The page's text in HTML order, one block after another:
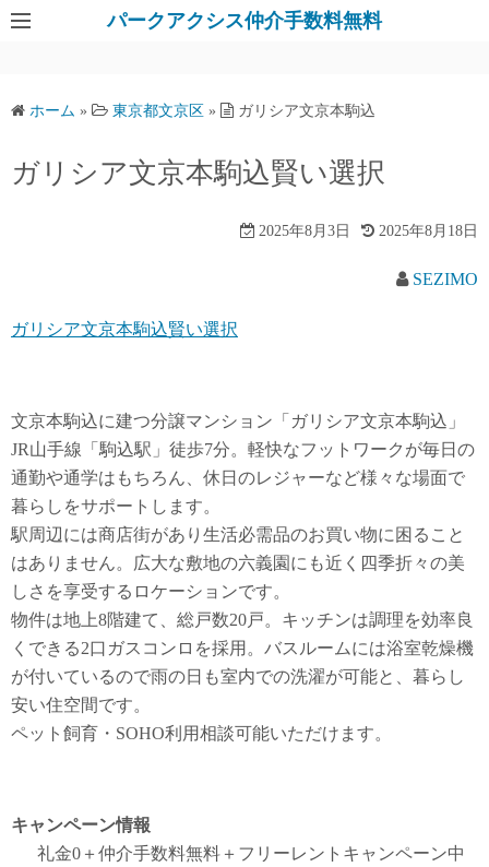
パークアクシス仲介手数料無料
ホーム » 東京都文京区 » ガリシア文京本駒込
ガリシア文京本駒込賢い選択
2025年8月3日 2025年8月18日
SEZIMO
ガリシア文京本駒込賢い選択
文京本駒込に建つ分譲マンション「ガリシア文京本駒込」
JR山手線「駒込駅」徒歩7分。軽快なフットワークが毎日の
通勤や通学はもちろん、休日のレジャーなど様々な場面で
暮らしをサポートします。
駅周辺には商店街があり生活必需品のお買い物に困ること
はありません。広大な敷地の六義園にも近く四季折々の美
しさを享受するロケーションです。
物件は地上8階建て、総戸数20戸。キッチンは調理を効率良
くできる2口ガスコンロを採用。バスルームには浴室乾燥機
が付いているので雨の日も室内での洗濯が可能と、暮らし
安い住空間です。
ペット飼育・SOHO利用相談可能いただけます。
キャンペーン情報
礼金0 ＋仲介手数料無料 ＋ フリーレント キャンペーン中